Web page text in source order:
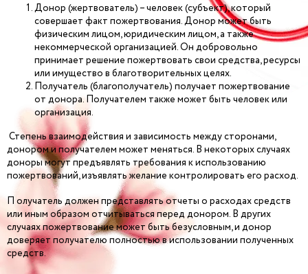
Донор (жертвователь) – человек (субъект), который
совершает факт пожертвования. Донор может быть
физическим лицом, юридическим лицом, а также
некоммерческой организацией. Он добровольно
принимает решение пожертвовать свои средства, ресурсы
или имущество в благотворительных целях.
Получатель (благополучатель) получает пожертвование
от донора. Получателем также может быть человек или
организация.
Степень взаимодействия и зависимость между сторонами,
донором и получателем может меняться. В некоторых случаях
доноры могут предъявлять требования к использованию
пожертвований, изъявлять желание контролировать его расход.
П олучатель должен представлять отчеты о расходах средств
или иным образом отчитываться перед донором. В других
случаях пожертвование может быть безусловным, и донор
доверяет получателю полностью в использовании полученных
средств.